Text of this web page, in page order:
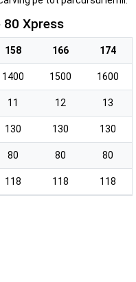
80 Xpress
158 166 174
1400 1500 1600
11 12 13
130 130 130
80 80 80
118 118 118